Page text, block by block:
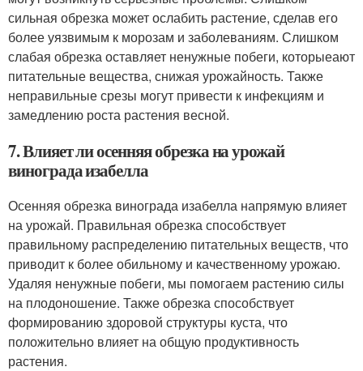
сильная обрезка может ослабить растение, сделав его
более уязвимым к морозам и заболеваниям. Слишком
слабая обрезка оставляет ненужные побеги, которыеают
питательные вещества, снижая урожайность. Также
неправильные срезы могут привести к инфекциям и
замедлению роста растения весной.
7. Влияет ли осенняя обрезка на урожай
винограда изабелла
Осенняя обрезка винограда изабелла напрямую влияет
на урожай. Правильная обрезка способствует
правильному распределению питательных веществ, что
приводит к более обильному и качественному урожаю.
Удаляя ненужные побеги, мы помогаем растению силы
на плодоношение. Также обрезка способствует
формированию здоровой структуры куста, что
положительно влияет на общую продуктивность
растения.